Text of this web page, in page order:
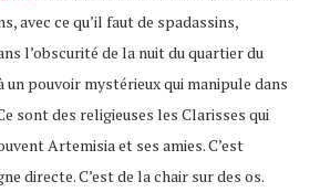
avec ce qu’il faut de spadassins,
l’obscurité de la nuit du quartier du
un pouvoir mystérieux qui manipule dans
sont des religieuses les Clarisses qui
Artemisia et ses amies. C’est
directe. C’est de la chair sur des os.